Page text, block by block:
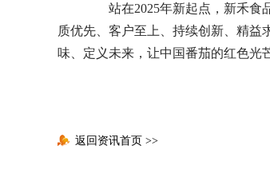
站在2025年新起点，新禾食品
质优先、客户至上、持续创新、精益
味、定义未来，让中国番茄的红色光
返回资讯首页 >>